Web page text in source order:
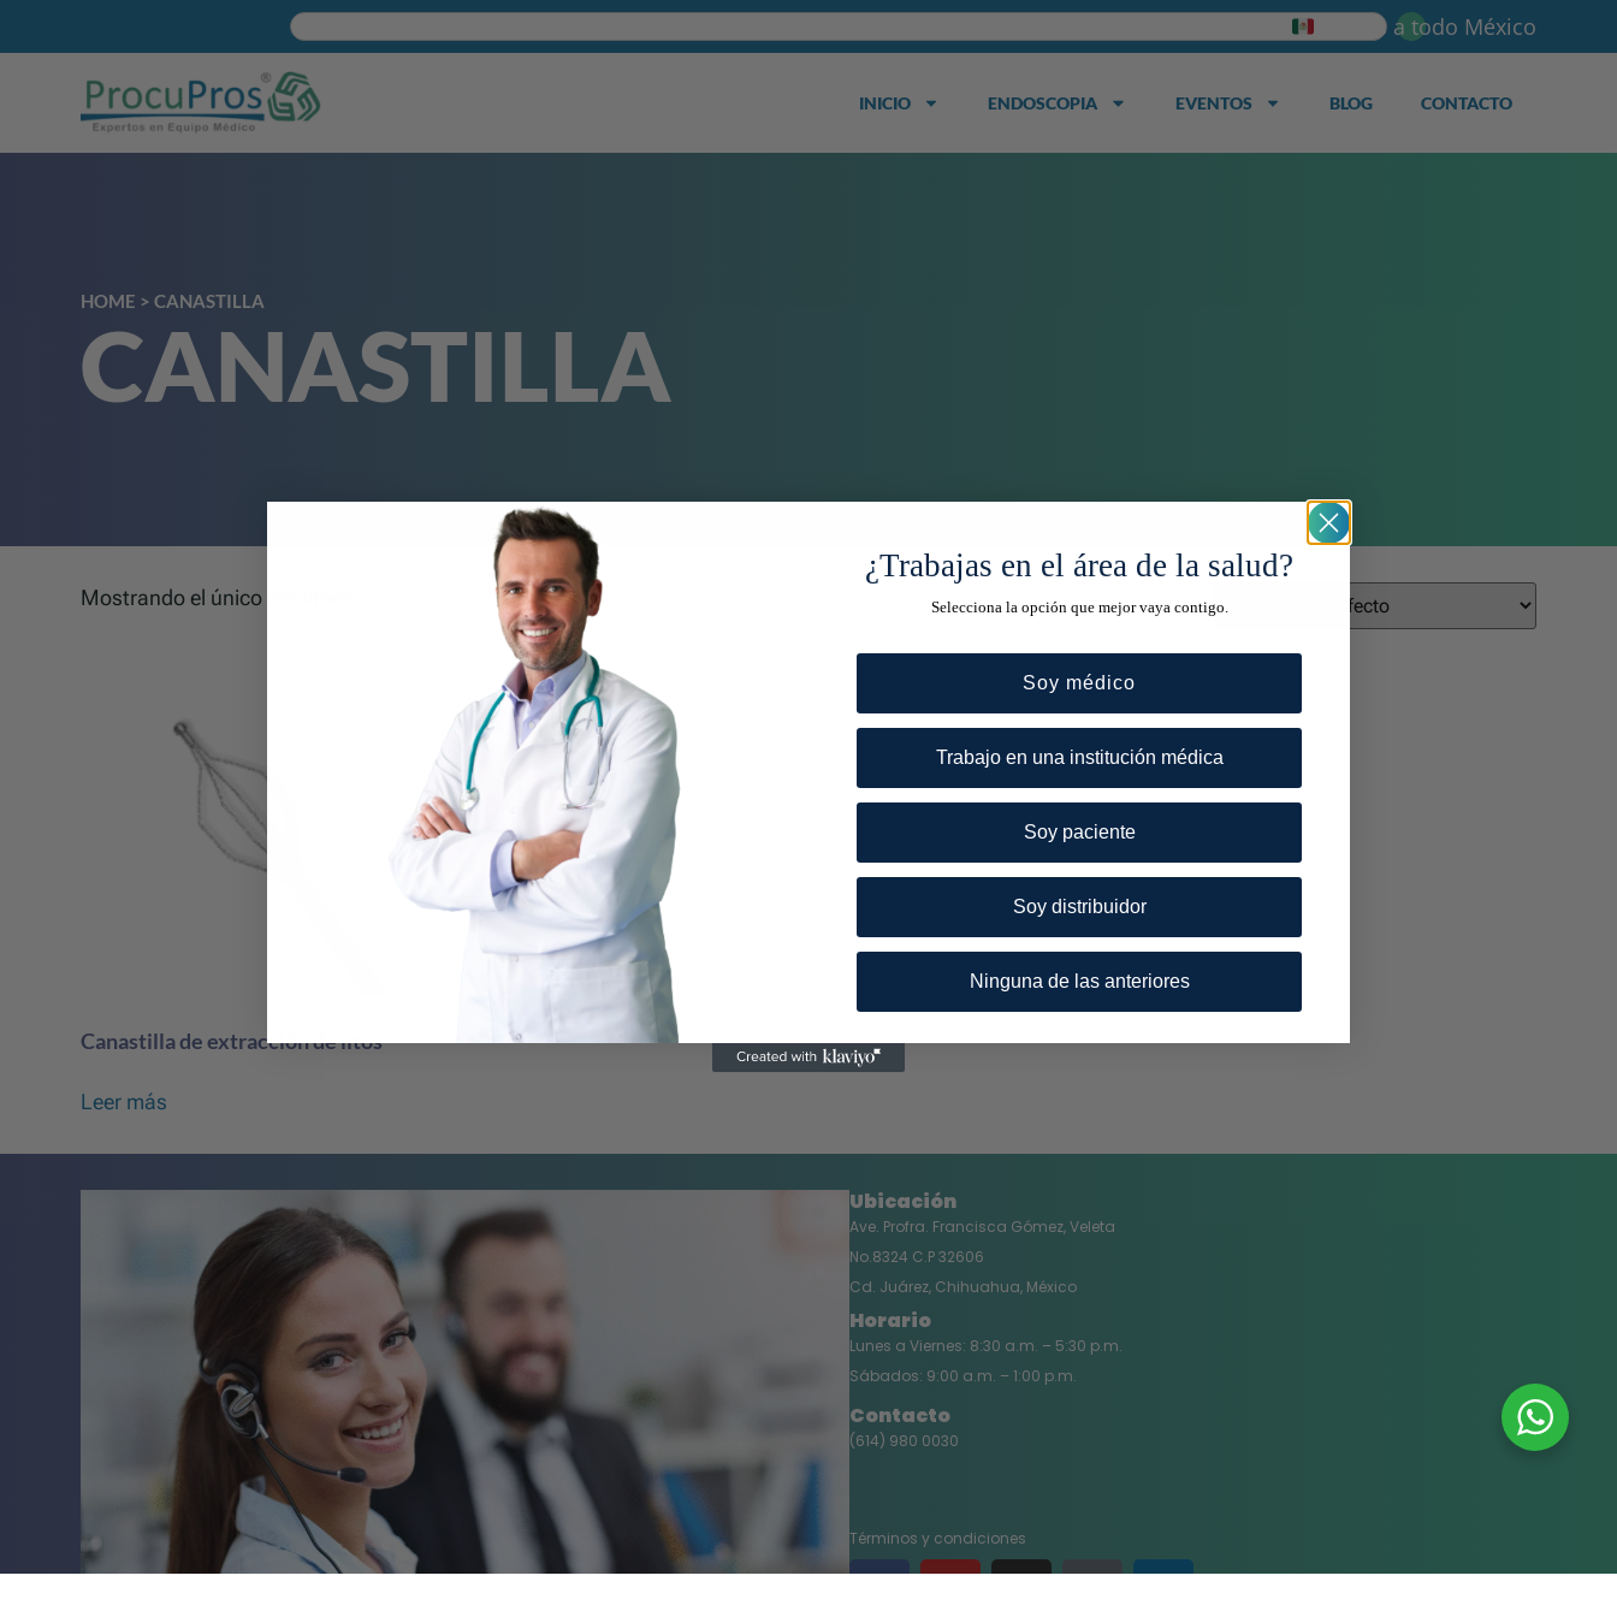
Envios a todo México
INICIO ENDOSCOPIA EVENTOS BLOG CONTACTO
HOME > CANASTILLA
CANASTILLA
Mostrando el único resultado
Canastilla de extracción de litos
Leer más
Ubicación
Ave. Profra. Francisca Gómez, Veleta
No.8324 C.P 32606
Cd. Juárez, Chihuahua, México
Horario
Lunes a Viernes: 8:30 a.m. – 5:30 p.m.
Sábados: 9:00 a.m. – 1:00 p.m.
Contacto
(614) 980 0030
Términos y condiciones
¿Trabajas en el área de la salud?
Selecciona la opción que mejor vaya contigo.
Soy médico
Trabajo en una institución médica
Soy paciente
Soy distribuidor
Ninguna de las anteriores